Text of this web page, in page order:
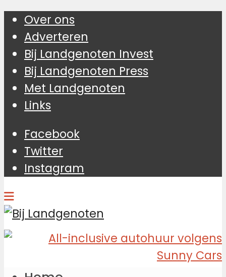
Over ons
Adverteren
Bij Landgenoten Invest
Bij Landgenoten Press
Met Landgenoten
Links
Facebook
Twitter
Instagram